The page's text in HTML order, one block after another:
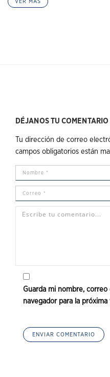
VER MÁS
DÉJANOS TU COMENTARIO
Tu dirección de correo
campos obligatorios están
Guarda mi nombre,
navegador para la